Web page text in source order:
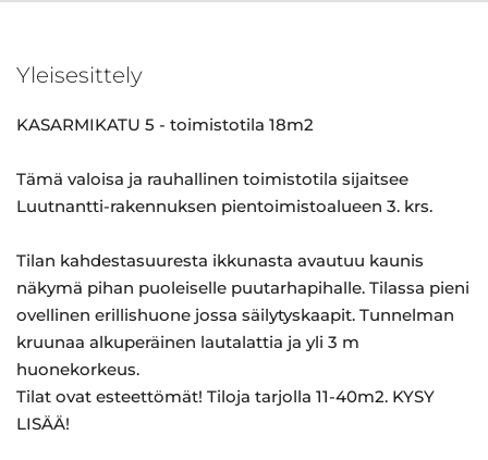
Yleisesittely
KASARMIKATU 5 - toimistotila 18m2
Tämä valoisa ja rauhallinen toimistotila sijaitsee
Luutnantti-rakennuksen pientoimistoalueen 3. krs.
Tilan kahdestasuuresta ikkunasta avautuu kaunis
näkymä pihan puoleiselle puutarhapihalle. Tilassa pieni
ovellinen erillishuone jossa säilytyskaapit. Tunnelman
kruunaa alkuperäinen lautalattia ja yli 3 m
huonekorkeus.
Tilat ovat esteettömät! Tiloja tarjolla 11-40m2. KYSY
LISÄÄ!